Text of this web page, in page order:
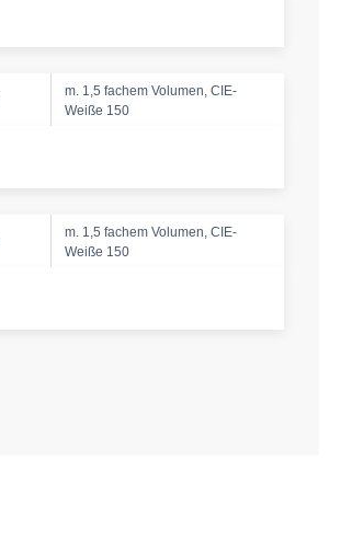
m. 1,5 fachem Volumen, CIE-
Weiße 150
m. 1,5 fachem Volumen, CIE-
Weiße 150